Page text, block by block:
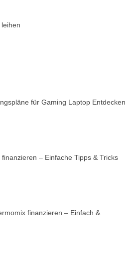
für Gaming Laptop Entdecken
finanzieren – Einfache Tipps & Tricks
finanzieren – Einfach &